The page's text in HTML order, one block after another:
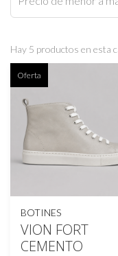
Hay 5 productos en esta
Oferta
BOTINES
VION FORT
CEMENTO